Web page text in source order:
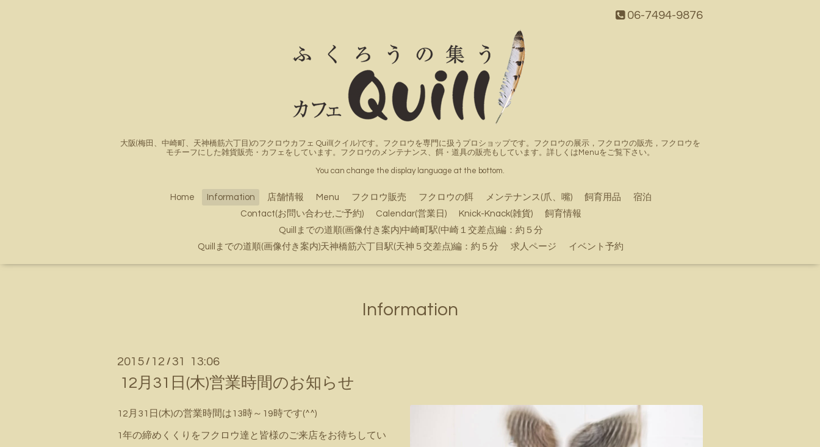
06-7494-9876
大阪(梅田、中崎町、天神橋筋六丁目)のフクロウカフェ Quill(クイル)です。フクロウを専門に扱うプロショップです。フクロウの展示，フクロウの販売，フクロウを
モチーフにした雑貨販売・カフェをしています。フクロウのメンテナンス、餌・道具の販売もしています。詳しくはMenuをご覧下さい。
You can change the display language at the bottom.
Home Information 店舗情報 Menu フクロウ販売 フクロウの餌 メンテナンス(爪、嘴) 飼育用品
宿泊
Contact(お問い合わせ,ご予約)
Calendar(営業日) Knick-Knack(雑貨)
飼育情報
Quillまでの道順(画像付き案内)中崎町駅(中崎１交差点)編：約５分
Quillまでの道順(画像付き案内)天神橋筋六丁目駅(天神５交差点)編：約５分
求人ページ イベント予約
Information
2015 / 12 /31 13:06
12月31日(木)営業時間のお知らせ
12月31日(木)の営業時間は13時～19時です(^^)
1年の締めくくりをフクロウ達と皆様のご来店をお待ちしてい